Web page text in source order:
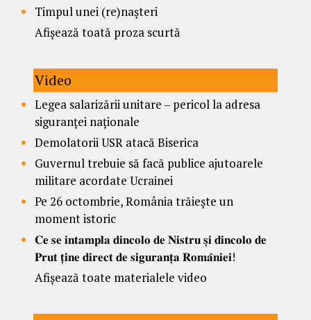
Timpul unei (re)nașteri
Afișează toată proza scurtă
Video
Legea salarizării unitare – pericol la adresa
siguranței naționale
Demolatorii USR atacă Biserica
Guvernul trebuie să facă publice ajutoarele
militare acordate Ucrainei
Pe 26 octombrie, România trăiește un
moment istoric
𝐂𝐞 𝐬𝐞 𝐢𝐧𝐭𝐚𝐦𝐩𝐥𝐚 𝐝𝐢𝐧𝐜𝐨𝐥𝐨 𝐝𝐞 𝐍𝐢𝐬𝐭𝐫𝐮 𝐬̦𝐢 𝐝𝐢𝐧𝐜𝐨𝐥𝐨 𝐝𝐞
𝐏𝐫𝐮𝐭 𝐭̦𝐢𝐧𝐞 𝐝𝐢𝐫𝐞𝐜𝐭 𝐝𝐞 𝐬𝐢𝐠𝐮𝐫𝐚𝐧𝐭̦𝐚 𝐑𝐨𝐦𝐚̂𝐧𝐢𝐞𝐢!
Afișează toate materialele video